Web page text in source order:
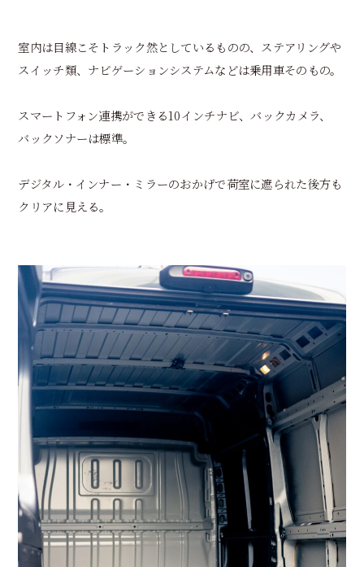
室内は目線こそトラック然としているものの、ステアリングや
スイッチ類、ナビゲーションシステムなどは乗用車そのもの。
スマートフォン連携ができる10インチナビ、バックカメラ、
バックソナーは標準。
デジタル・インナー・ミラーのおかげで荷室に遮られた後方も
クリアに見える。